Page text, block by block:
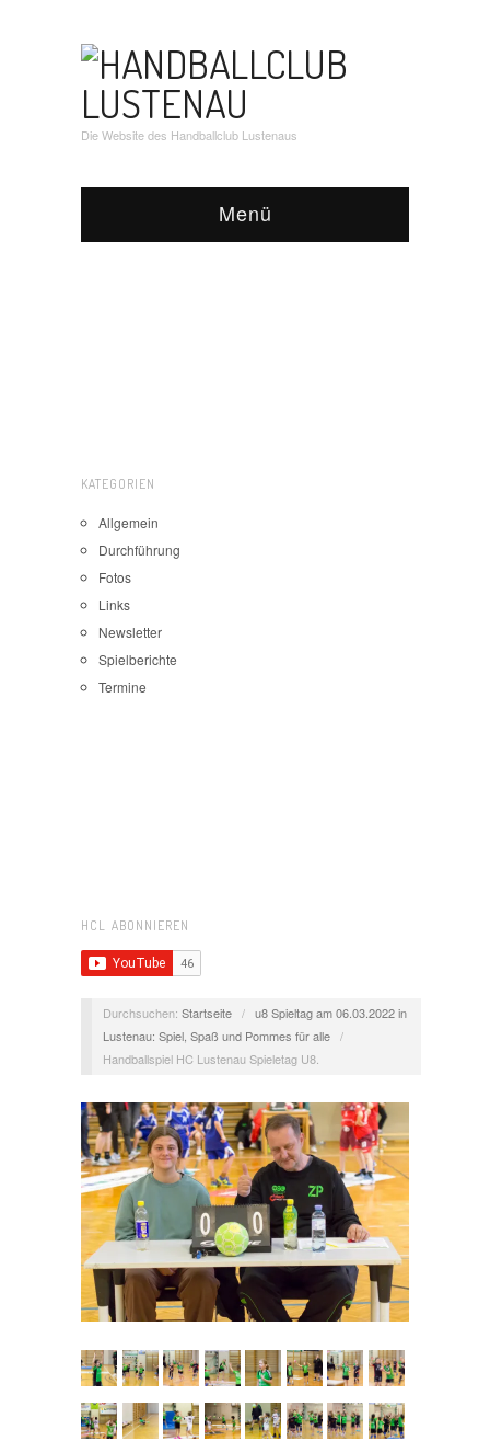
Die Website des Handballclub Lustenaus
Menü
KATEGORIEN
Allgemein
Durchführung
Fotos
Links
Newsletter
Spielberichte
Termine
HCL ABONNIEREN
Durchsuchen: Startseite / u8 Spieltag am 06.03.2022 in
Lustenau: Spiel, Spaß und Pommes für alle /
Handballspiel HC Lustenau Spieletag U8.